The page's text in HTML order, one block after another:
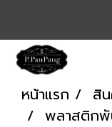
หน้าแรก สิ
พลาสติกพั